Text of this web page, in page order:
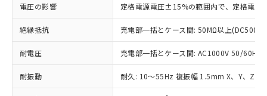
電圧の影響 定格電源電圧±15%の範囲内で、定格電
絶縁抵抗 充電部一括とケース間: 50MΩ以上(DC500V
耐電圧 充電部一括とケース間: AC1000V 50/60Hz
耐振動 耐久: 10～55Hz 複振幅 1.5mm X、Y、Z各
在庫状況および標準価格照会結果は、
記載している更新日時点での社内デー
タに基づき作成されるものであり、閲
覧された時点での実際の在庫および標
準価格とは異なる場合があることをご
了承ください。
むを得ず変更することがあります。
*EU RoHS指令（10物質）：
六価クロム(Cr(Ⅵ)) 1000ppm以下、ポリ臭化ビフェニル
類(PBB) 1000ppm以下、ポリ臭化ジフェニルエーテル類
(PBDE) 1000ppm以下、フタル酸ビス(2-エチルヘキシ
ル) (DEHP)(別名：DOP) 1000ppm以下、フタル酸ブチ
ルベンジル（BBP） 1000ppm以下、フタル酸ジブチル
い合わせください。
Pb(鉛) :1000ppm、 Hg(水銀) : 1000ppm、 Cd(カドミウ
Cr(Ⅵ)(六価クロム) : 1000ppm、 PBBs(ポリ臭化ビフェ
ニル類) : 1000ppm、 PBDEs(ポリ臭化ジフェニルエーテ
為替および外国貿易法に定める商品
（以下｢規制貨物等」という）を輸出
または国外への提供する場合は、日本
国政府の輸出許可(または役務取引許
可)を取得するなどの必要な手続きを
当社は規制貨物を破棄する場合は、完
全に破砕するなど、違法に輸出されな
一定数以上の在庫あり